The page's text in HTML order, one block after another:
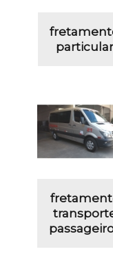
particular